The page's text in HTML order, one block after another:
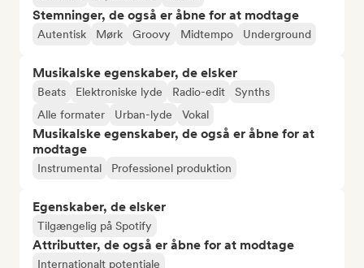
Stemninger, de også er åbne for at modtage
Autentisk Mørk Groovy Midtempo Underground
Musikalske egenskaber, de elsker
Beats Elektroniske lyde Radio-edit
Synths
Alle formater
Urban-lyde Vokal
Musikalske egenskaber, de også er åbne for at
modtage
Instrumental Professionel produktion
Egenskaber, de elsker
Tilgængelig på Spotify
Attributter, de også er åbne for at modtage
Internationalt potentiale